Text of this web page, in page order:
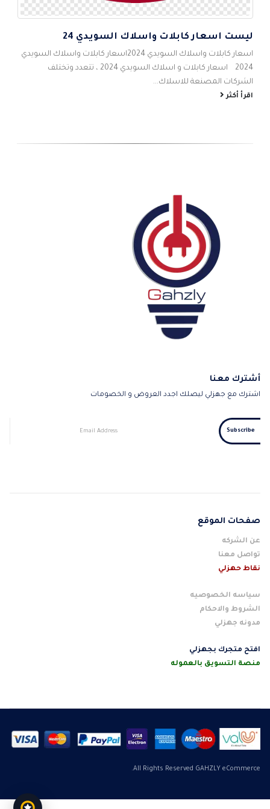
ليست اسعار كابلات واسلاك السويدي 24
اسعار كابلات واسلاك السويدي 2024اسعار كابلات واسلاك السويدي
2024 اسعار كابلات و اسلاك السويدي 2024 ، تتعدد وتختلف
الشركات المصنعة للاسلاك...
اقرأ أكثر
أشترك معنا
اشترك مع جهزلي ليصلك اجدد العروض و الخصومات
صفحات الموقع
عن الشركه
تواصل معنا
نقاط حهزلي
سياسه الخصوصيه
الشروط والاحكام
مدونه جهزلي
افتح متجرك بجهزلي
منصة التسويق بالعموله
All Rights Reserved GAHZLY eCommerce.